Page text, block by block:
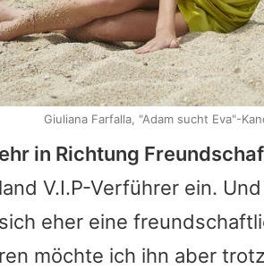
in Richtung
V.I.P-Verführer ein.
eher eine
möchte ich ihn aber
Giuliana Farfalla, "Adam sucht Eva"-